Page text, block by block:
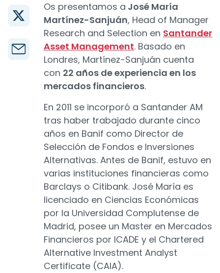
Os presentamos a José María
Martínez-Sanjuán, Head of Manager
Research and Selection en Santander
Asset Management. Basado en
Londres, Martínez-Sanjuán cuenta
con 22 años de experiencia en los
mercados financieros.
En 2011 se incorporó a Santander AM
tras haber trabajado durante cinco
años en Banif como Director de
Selección de Fondos e Inversiones
Alternativas. Antes de Banif, estuvo en
varias instituciones financieras como
Barclays o Citibank. José María es
licenciado en Ciencias Económicas
por la Universidad Complutense de
Madrid, posee un Master en Mercados
Financieros por ICADE y el Chartered
Alternative Investment Analyst
Certificate (CAIA).